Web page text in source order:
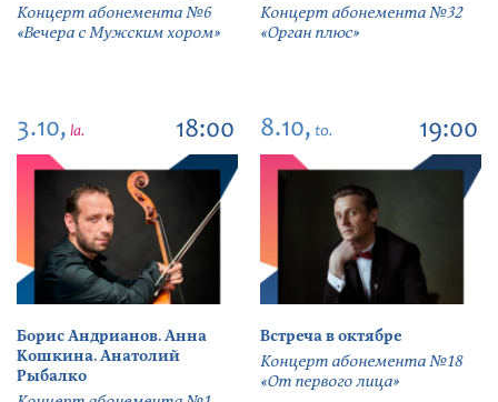
Концерт абонемента №6
«Вечера с Мужским хором»
Концерт абонемента №32
«Орган плюс»
3.10, la. 18:00
Борис Андрианов. Анна
Кошкина. Анатолий
Рыбалко
8.10, to. 19:00
Встреча в октябре
Концерт абонемента №18
«От первого лица»